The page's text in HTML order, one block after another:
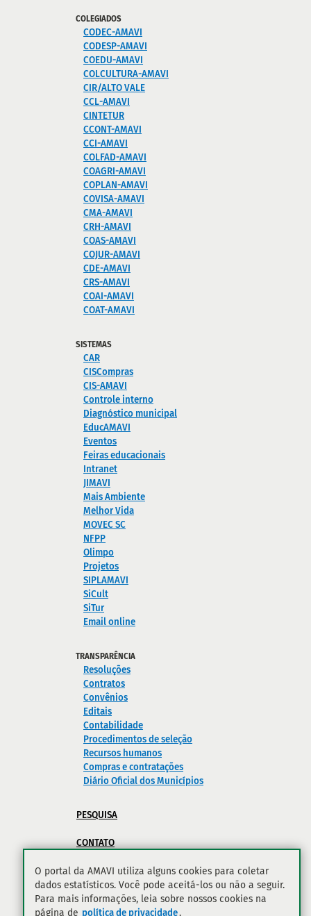
COLEGIADOS
CODEC-AMAVI
CODESP-AMAVI
COEDU-AMAVI
COLCULTURA-AMAVI
CIR/ALTO VALE
CCL-AMAVI
CINTETUR
CCONT-AMAVI
CCI-AMAVI
COLFAD-AMAVI
COAGRI-AMAVI
COPLAN-AMAVI
COVISA-AMAVI
CMA-AMAVI
CRH-AMAVI
COAS-AMAVI
COJUR-AMAVI
CDE-AMAVI
CRS-AMAVI
COAI-AMAVI
COAT-AMAVI
SISTEMAS
CAR
CISCompras
CIS-AMAVI
Controle interno
Diagnóstico municipal
EducAMAVI
Eventos
Feiras educacionais
Intranet
JIMAVI
Mais Ambiente
Melhor Vida
MOVEC SC
NFPP
Olimpo
Projetos
SIPLAMAVI
SiCult
SiTur
Email online
TRANSPARÊNCIA
Resoluções
Contratos
Convênios
Editais
Contabilidade
Procedimentos de seleção
Recursos humanos
Compras e contratações
Diário Oficial dos Municípios
PESQUISA
CONTATO
POLÍTICA DE PRIVACIDADE
O portal da AMAVI utiliza alguns cookies para coletar
dados estatísticos. Você pode aceitá-los ou não a seguir.
Para mais informações, leia sobre nossos cookies na
página de política de privacidade.